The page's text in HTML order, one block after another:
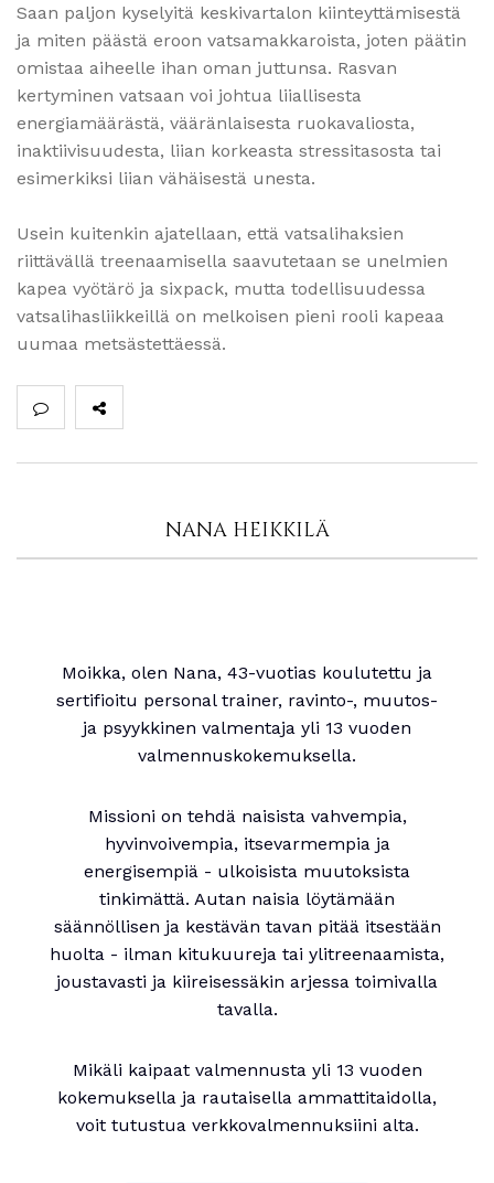
Saan paljon kyselyitä keskivartalon kiinteyttämisestä
ja miten päästä eroon vatsamakkaroista, joten päätin
omistaa aiheelle ihan oman juttunsa. Rasvan
kertyminen vatsaan voi johtua liiallisesta
energiamäärästä, vääränlaisesta ruokavaliosta,
inaktiivisuudesta, liian korkeasta stressitasosta tai
esimerkiksi liian vähäisestä unesta.
Usein kuitenkin ajatellaan, että vatsalihaksien
riittävällä treenaamisella saavutetaan se unelmien
kapea vyötärö ja sixpack, mutta todellisuudessa
vatsalihasliikkeillä on melkoisen pieni rooli kapeaa
uumaa metsästettäessä.
NANA HEIKKILÄ
Moikka, olen Nana, 43-vuotias koulutettu ja
sertifioitu personal trainer, ravinto-, muutos-
ja psyykkinen valmentaja yli 13 vuoden
valmennuskokemuksella.
Missioni on tehdä naisista vahvempia,
hyvinvoivempia, itsevarmempia ja
energisempiä - ulkoisista muutoksista
tinkimättä. Autan naisia löytämään
säännöllisen ja kestävän tavan pitää itsestään
huolta - ilman kitukuureja tai ylitreenaamista,
joustavasti ja kiireisessäkin arjessa toimivalla
tavalla.
Mikäli kaipaat valmennusta yli 13 vuoden
kokemuksella ja rautaisella ammattitaidolla,
voit tutustua verkkovalmennuksiini alta.